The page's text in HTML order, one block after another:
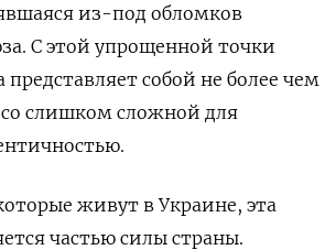
из-под обломков
С этой упрощенной точки
представляет собой не более чем
слишком сложной для
живут в Украине, эта
частью силы страны.